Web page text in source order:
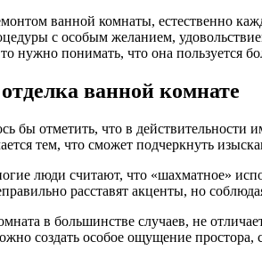
ванной комнаты, естественно
с особым желанием,
нужно понимать, что она пользуется
ванной комнате
бы отметить, что в
тем, что сможет подчеркнуть
люди считают, что «шахматное»
расставят акценты, но
в большинстве случаев, не
создать особое ощущение